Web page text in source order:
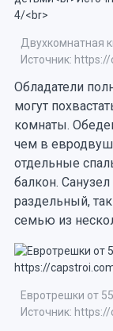
Двухкомнатная
Источник:
Обладатели
могут
комнаты.
чем в
отдельные
балкон.
раздельный,
семью из
Евротрешки от
Источник: